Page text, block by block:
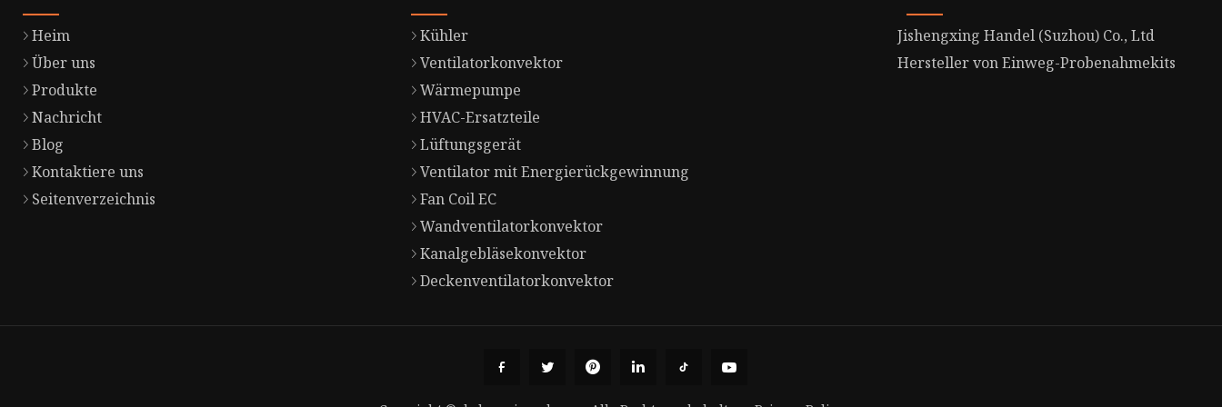
Heim
Über uns
Produkte
Nachricht
Blog
Kontaktiere uns
Seitenverzeichnis
Kühler
Ventilatorkonvektor
Wärmepumpe
HVAC-Ersatzteile
Lüftungsgerät
Ventilator mit Energierückgewinnung
Fan Coil EC
Wandventilatorkonvektor
Kanalgebläsekonvektor
Deckenventilatorkonvektor
Jishengxing Handel (Suzhou) Co., Ltd
Hersteller von Einweg-Probenahmekits